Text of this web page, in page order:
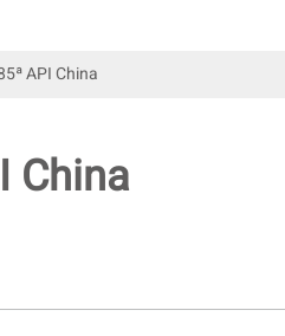
API China
China